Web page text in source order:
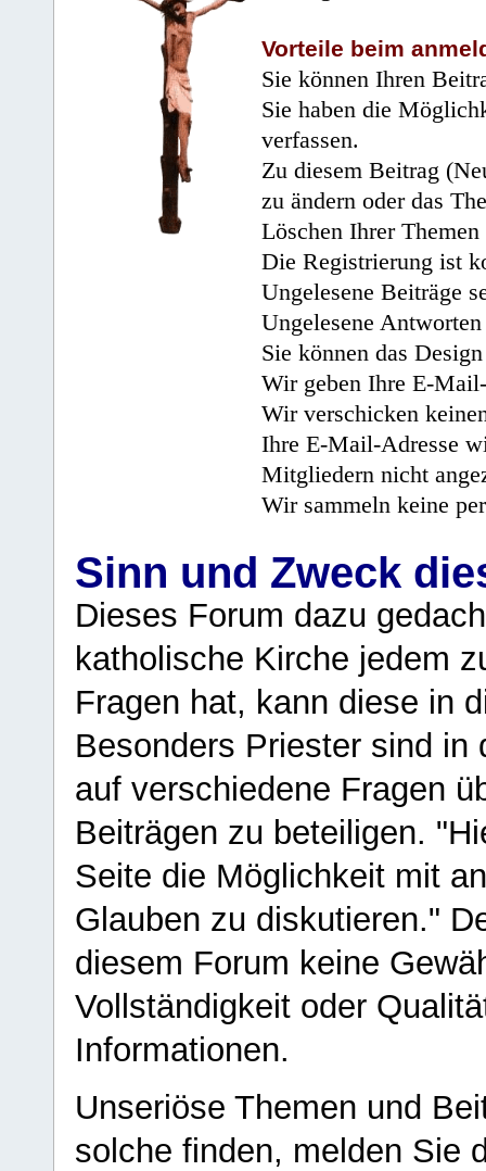
Vorteile beim
Sie können Ihren
Sie haben die
verfassen.
Zu diesem Beitrag
zu ändern oder das
Löschen Ihrer
Die Registrierung ist
Ungelesene Beiträge
Ungelesene
Sie können das
Wir geben Ihre E-
Wir verschicken
Ihre E-Mail-Adresse
Mitgliedern nicht
Wir sammeln keine
Sinn und Zweck
Dieses Forum dazu
katholische Kirche jedem
Fragen hat, kann diese in
Besonders Priester sind in
auf verschiedene Fragen
Beiträgen zu beteiligen.
Seite die Möglichkeit mit
Glauben zu diskutieren."
diesem Forum keine
Vollständigkeit oder
Informationen.
Unseriöse Themen und
solche finden, melden Sie